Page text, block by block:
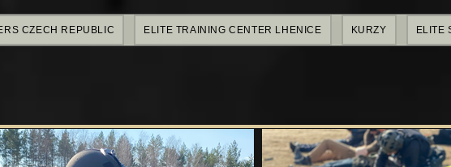
CZECH REPUBLIC ELITE TRAINING CENTER LHENICE KURZY ELITE